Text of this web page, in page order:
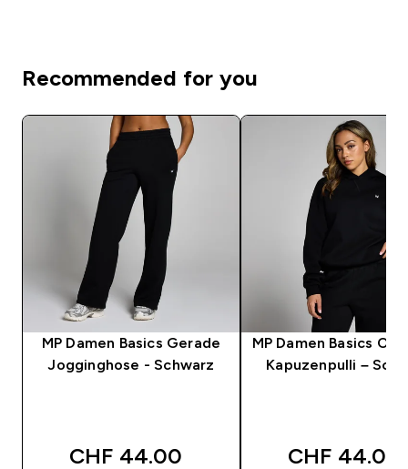
Recommended for you
MP Damen Basics Gerade
Jogginghose - Schwarz
CHF 44.00‎
MP Damen Basics
Kapuzenpulli –
CHF 44.00‎